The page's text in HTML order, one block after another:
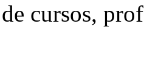
cursos,